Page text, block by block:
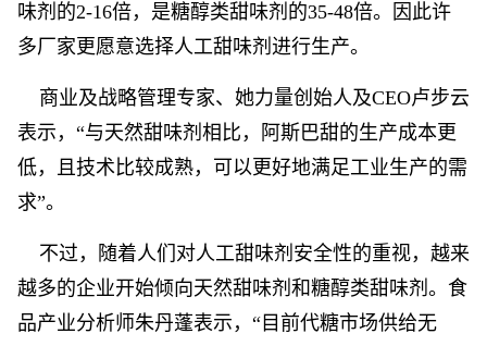
味剂的2-16倍，是糖醇类甜味剂的35-48倍。因此许
多厂家更愿意选择人工甜味剂进行生产。
商业及战略管理专家、她力量创始人及CEO卢步云
表示，“与天然甜味剂相比，阿斯巴甜的生产成本更
低，且技术比较成熟，可以更好地满足工业生产的需
求”。
不过，随着人们对人工甜味剂安全性的重视，越来
越多的企业开始倾向天然甜味剂和糖醇类甜味剂。食
品产业分析师朱丹蓬表示，“目前代糖市场供给无